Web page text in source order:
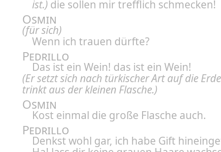
ist.) die sollen mir trefflich schmecken!
Osmin
(für sich)
Wenn ich trauen dürfte?
Pedrillo
Das ist ein Wein! das ist ein Wein!
(Er setzt sich nach türkischer Art auf die
trinkt aus der kleinen Flasche.)
Osmin
Kost einmal die große Flasche auch.
Pedrillo
Denkst wohl gar, ich habe Gift